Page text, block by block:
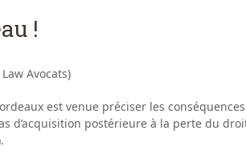
!
Avocats)
est venue préciser les
d’acquisition postérieure à la perte du